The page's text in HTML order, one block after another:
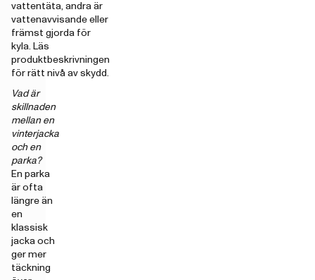
vattentäta, andra är
vattenavvisande eller
främst gjorda för
kyla. Läs
produktbeskrivningen
för rätt nivå av skydd.
Vad är
skillnaden
mellan en
vinterjacka
och en
parka?
En parka
är ofta
längre än
en
klassisk
jacka och
ger mer
täckning